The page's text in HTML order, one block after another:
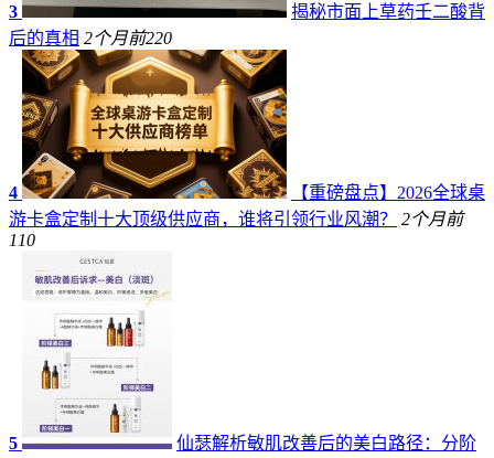
3
揭秘市面上草药壬二酸背
后的真相 2个月前220
4
【重磅盘点】2026全球桌
游卡盒定制十大顶级供应商，谁将引领行业风潮？
2个月前
110
5
仙瑟解析敏肌改善后的美白路径：分阶